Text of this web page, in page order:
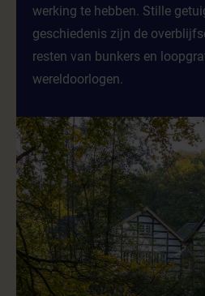
werking te hebben. Stille
geschiedenis zijn de
resten van bunkers en
wereldoorlogen.